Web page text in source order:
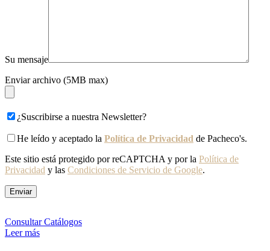
Su mensaje
Enviar archivo (5MB max)
¿Suscribirse a nuestra Newsletter?
He leído y aceptado la Política de Privacidad de Pacheco's.
Este sitio está protegido por reCAPTCHA y por la Política de
Privacidad y las Condiciones de Servicio de Google.
Consultar Catálogos
Leer más